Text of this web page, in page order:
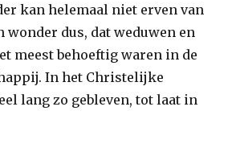
kan helemaal niet erven van
wonder dus, dat weduwen en
meest behoeftig waren in de
In het Christelijke
lang zo gebleven, tot laat in